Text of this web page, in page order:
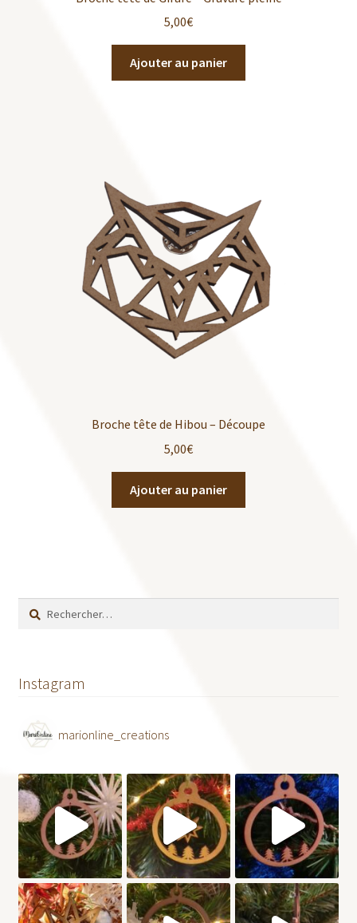
5,00€
Ajouter au panier
Broche tête de Hibou – Découpe
5,00€
Ajouter au panier
Rechercher :
Instagram
marionline_creations